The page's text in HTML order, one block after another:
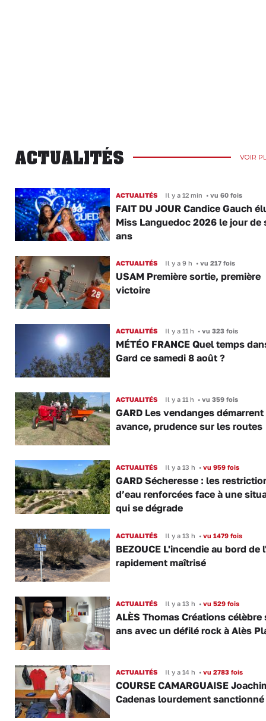
ACTUALITÉS VOIR
ACTUALITÉS Il y a 12 min •vu 60 fois
FAIT DU JOUR Candice Gauch
Miss Languedoc 2026 le jour de
ans
ACTUALITÉS Il y a 9 h •vu 217 fois
USAM Première sortie, première
victoire
ACTUALITÉS Il y a 11 h •vu 323 fois
MÉTÉO FRANCE Quel temps
Gard ce samedi 8 août ?
ACTUALITÉS Il y a 11 h •vu 359 fois
GARD Les vendanges démarrent
avance, prudence sur les routes
ACTUALITÉS Il y a 13 h •vu 959 fois
GARD Sécheresse : les
d’eau renforcées face à une
qui se dégrade
ACTUALITÉS Il y a 13 h •vu 1479 fois
BEZOUCE L'incendie au bord de
rapidement maîtrisé
ACTUALITÉS Il y a 13 h •vu 529 fois
ALÈS Thomas Créations célèbre
ans avec un défilé rock à Alès
ACTUALITÉS Il y a 14 h •vu 2783 fois
COURSE CAMARGUAISE
Cadenas lourdement sanctionné